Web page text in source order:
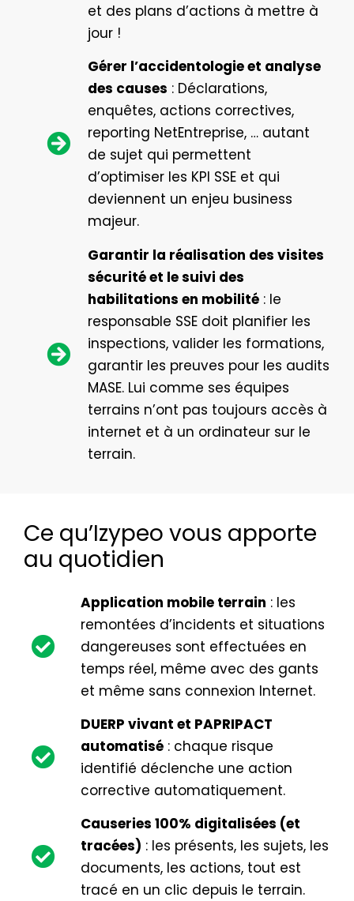
et des plans d’actions à mettre à
jour !
Gérer l’accidentologie et analyse
des causes : Déclarations,
enquêtes, actions correctives,
reporting NetEntreprise, … autant
de sujet qui permettent
d’optimiser les KPI SSE et qui
deviennent un enjeu business
majeur.
Garantir la réalisation des visites
sécurité et le suivi des
habilitations en mobilité: le
responsable SSE doit planifier les
inspections, valider les formations,
garantir les preuves pour les audits
MASE. Lui comme ses équipes
terrains n’ont pas toujours accès à
internet et à un ordinateur sur le
terrain.
Ce qu’Izypeo vous apporte
au quotidien
Application mobile terrain : les
remontées d’incidents et situations
dangereuses sont effectuées en
temps réel, même avec des gants
et même sans connexion Internet.
DUERP vivant et PAPRIPACT
automatisé: chaque risque
identifié déclenche une action
corrective automatiquement.
Causeries 100% digitalisées (et
tracées) : les présents, les sujets, les
documents, les actions, tout est
tracé en un clic depuis le terrain.